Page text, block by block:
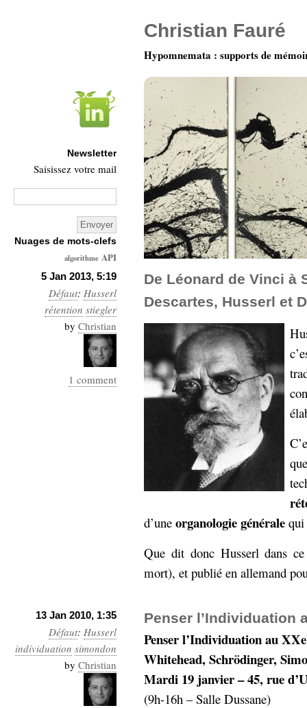
5 Jan 2013, 5:19
Défaut: Husserl
rétention stiegler
by Christian
1 comment
De Léonard de Vinci à
Descartes, Husserl et
d’une organologie générale qui
Que dit donc Husserl dans
mort), et publié en allemand
13 Jan 2010, 1:35
Défaut: Husserl
individuation simondon
by Christian
Penser l’Individuation
Penser l’Individuation au
Whitehead, Schrödinger,
Mardi 19 janvier – 45, rue
(9h-16h – Salle Dussane)
Christian Fauré
Hypomnemata : supports de
Newsletter
Saisissez votre mail
Nuages de mots-clefs
algorithme API
Architecture
Ars-
Industrialis
business_model
cinéma
Cloud
hypomnematalecture
management_des_connaissances
milieu_associé Moteur-
de-recherche
ontologie